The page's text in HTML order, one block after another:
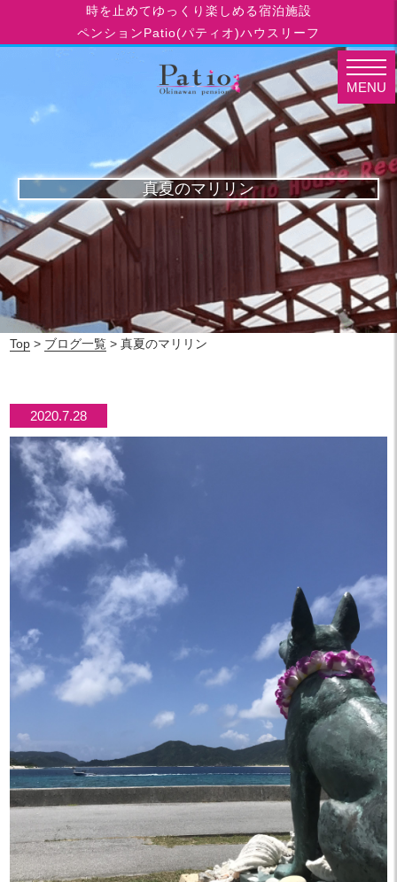
時を止めてゆっくり楽しめる宿泊施設
ペンションPatio(パティオ)ハウスリーフ
真夏のマリリン
Top > ブログ一覧 > 真夏のマリリン
2020.7.28
MENU